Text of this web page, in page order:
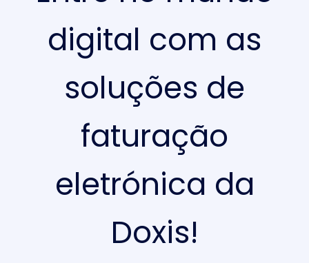
digital com as
soluções de
faturação
eletrónica da
Doxis!